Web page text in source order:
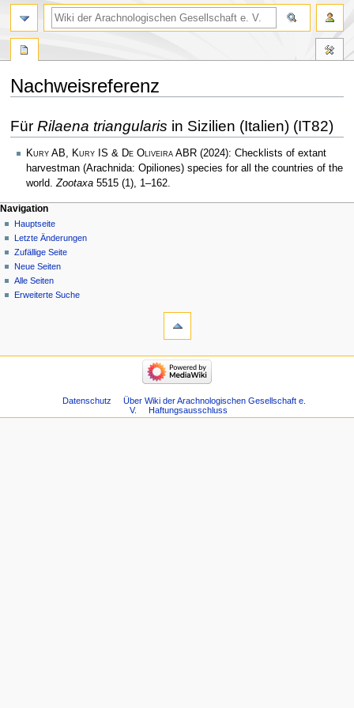
Nachweisreferenz
Navigation
springen
Suche
springen
Für Rilaena triangularis in Sizilien (Italien) (IT82)
Kury AB, Kury IS & De Oliveira ABR (2024): Checklists of extant
harvestman (Arachnida: Opiliones) species for all the countries of the
world.Zootaxa 5515 (1), 1–162.
Navigation
Hauptseite
Letzte Änderungen
Zufällige Seite
Neue Seiten
Alle Seiten
Erweiterte Suche
Datenschutz
Über Wiki der Arachnologischen Gesellschaft e.
V.
Haftungsausschluss